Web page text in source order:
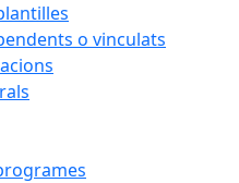
o vinculats